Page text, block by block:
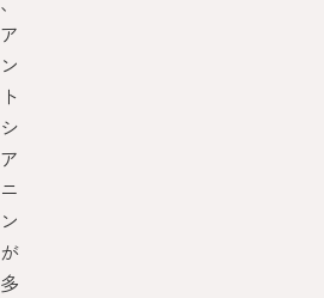
ア
ン
ト
シ
ア
ニ
ン
が
多